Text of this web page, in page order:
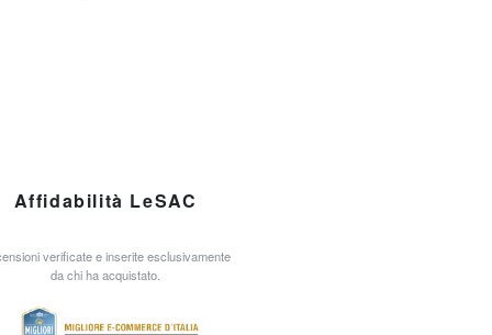
Affidabilità LeSAC
verificate e inserite esclusivamente
da chi ha acquistato.